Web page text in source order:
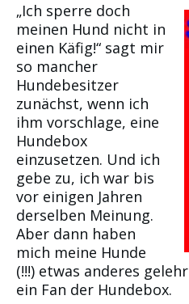
„Ich sperre doch
meinen Hund nicht in
einen Käfig!“ sagt mir
so mancher
Hundebesitzer
zunächst, wenn ich
ihm vorschlage, eine
Hundebox
einzusetzen. Und ich
gebe zu, ich war bis
vor einigen Jahren
derselben Meinung.
Aber dann haben
mich meine Hunde
(!!!) etwas anderes
ein Fan der Hundebox.